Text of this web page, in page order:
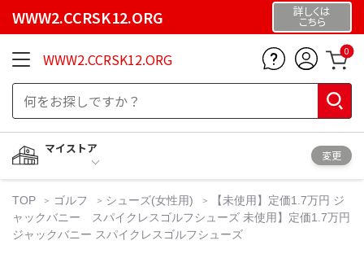
WWW2.CCRSK12.ORG 詳しくは
こちら
WWW2.CCRSK12.ORG 0
マイストア
変更
TOP ゴルフ シューズ(女性用)
【未使用】定価1.7万円 ジ
ャックバニー スパイクレスゴルフシューズ 未使用】定価1.7万円
ジャックバニー スパイクレスゴルフシューズ